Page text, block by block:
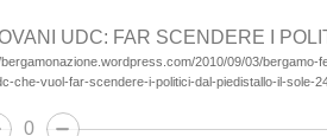
UDC: FAR SCENDERE I
2010/09/03/
che-vuol-far-scendere-i-politici-dal-piedistallo-il-sole-
0